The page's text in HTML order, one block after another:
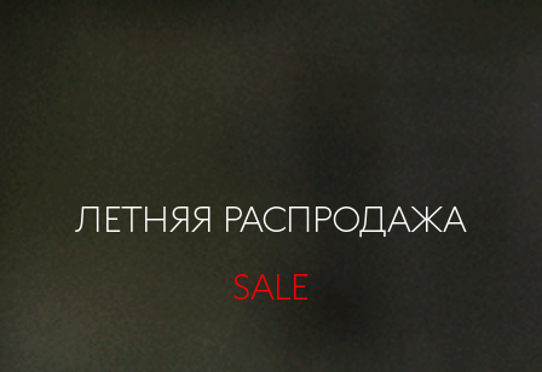
ЛЕТНЯЯ РАСПРОДАЖА
SALE